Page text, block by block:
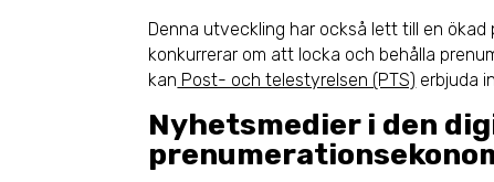
Denna utveckling har också lett till en
konkurrerar om att locka och behålla
kan Post- och telestyrelsen (PTS) erbjuda
Nyhetsmedier i den